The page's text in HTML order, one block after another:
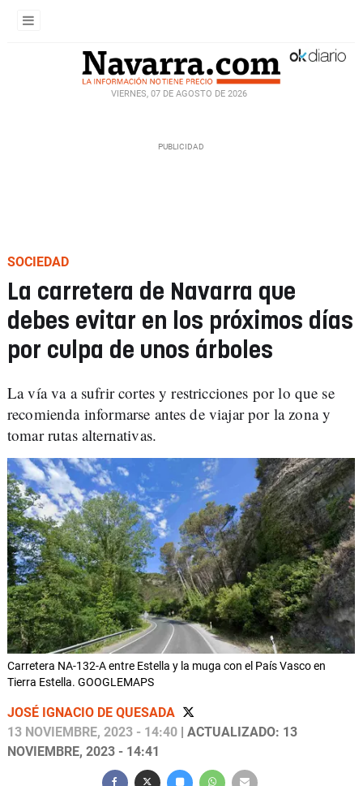
VIERNES, 07 DE AGOSTO DE 2026
SOCIEDAD
La carretera de Navarra que
debes evitar en los próximos días
por culpa de unos árboles
La vía va a sufrir cortes y restricciones por lo que se
recomienda informarse antes de viajar por la zona y
tomar rutas alternativas.
Carretera NA-132-A entre Estella y la muga con el País Vasco en
Tierra Estella. GOOGLEMAPS
JOSÉ IGNACIO DE QUESADA
13 NOVIEMBRE, 2023 - 14:40 | ACTUALIZADO: 13
NOVIEMBRE, 2023 - 14:41